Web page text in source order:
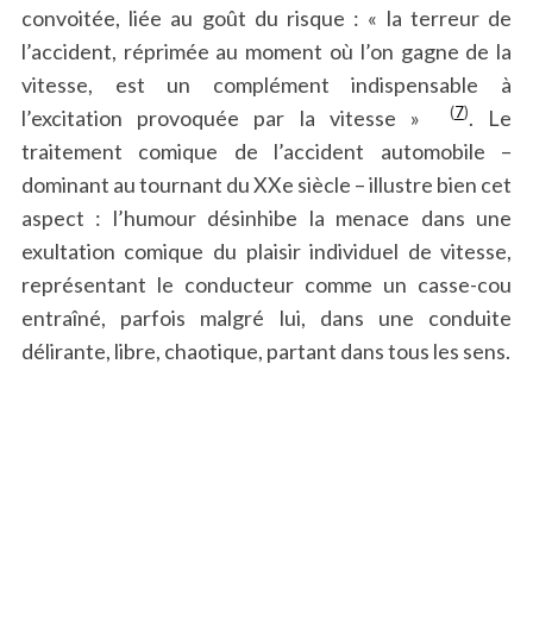
convoitée, liée au goût du risque : « la terreur de
l’accident, réprimée au moment où l’on gagne de la
vitesse, est un complément indispensable à
l’excitation provoquée par la vitesse »
(7). Le
traitement comique de l’accident automobile –
dominant au tournant du XXe siècle – illustre bien cet
aspect : l’humour désinhibe la menace dans une
exultation comique du plaisir individuel de vitesse,
représentant le conducteur comme un casse-cou
entraîné, parfois malgré lui, dans une conduite
délirante, libre, chaotique, partant dans tous les sens.